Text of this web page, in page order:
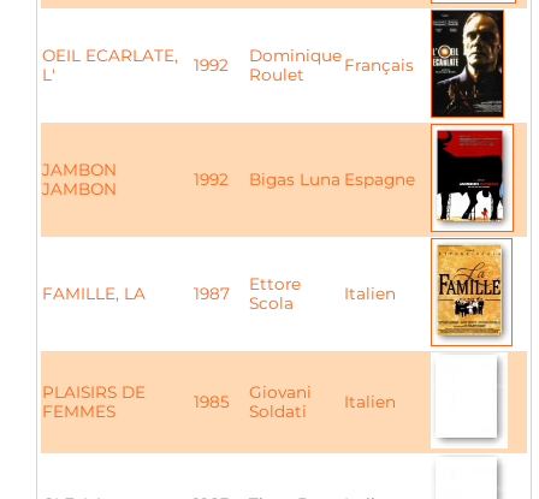
OEIL ECARLATE,
L'
1992
Dominique
Roulet
Français
JAMBON
JAMBON
1992 Bigas Luna Espagne
FAMILLE, LA 1987
Ettore
Scola
Italien
PLAISIRS DE
FEMMES
1985
Giovani
Soldati
Italien